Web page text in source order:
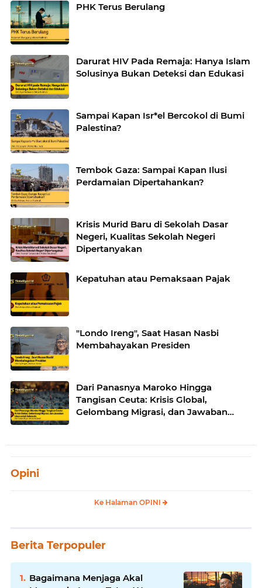
PHK Terus Berulang
Darurat HIV Pada Remaja: Hanya Islam
Solusinya Bukan Deteksi dan Edukasi
Sampai Kapan Isr*el Bercokol di Bumi
Palestina?
Tembok Gaza: Sampai Kapan Ilusi
Perdamaian Dipertahankan?
Krisis Murid Baru di Sekolah Dasar
Negeri, Kualitas Sekolah Negeri
Dipertanyakan
Kepatuhan atau Pemaksaan Pajak
"Londo Ireng", Saat Hasan Nasbi
Membahayakan Presiden
Dari Panasnya Maroko Hingga
Tangisan Ceuta: Krisis Global,
Gelombang Migrasi, dan Jawaban
Opini
Ke Halaman OPINI
Berita Terpopuler
Bagaimana Menjaga Akal